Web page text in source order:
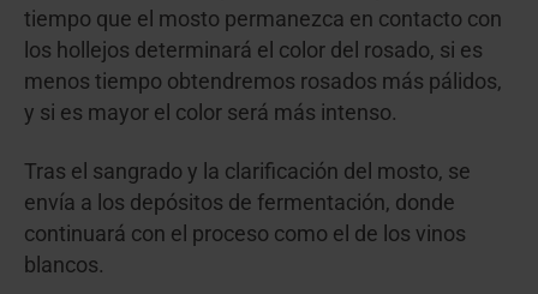
tiempo que el mosto permanezca en contacto con
los hollejos determinará el color del rosado, si es
menos tiempo obtendremos rosados más pálidos,
y si es mayor el color será más intenso.
Tras el sangrado y la clarificación del mosto, se
envía a los depósitos de fermentación, donde
continuará con el proceso como el de los vinos
blancos.